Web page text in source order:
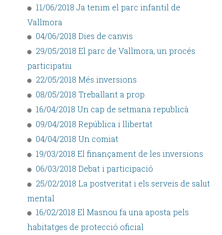
11/06/2018 Ja tenim el parc infantil de
Vallmora
04/06/2018 Dies de canvis
29/05/2018 El parc de Vallmora, un procés
participatiu
22/05/2018 Més inversions
08/05/2018 Treballant a prop
16/04/2018 Un cap de setmana republicà
09/04/2018 República i llibertat
04/04/2018 Un comiat
19/03/2018 El finançament de les inversions
06/03/2018 Debat i participació
25/02/2018 La postveritat i els serveis de salut
mental
16/02/2018 El Masnou fa una aposta pels
habitatges de protecció oficial